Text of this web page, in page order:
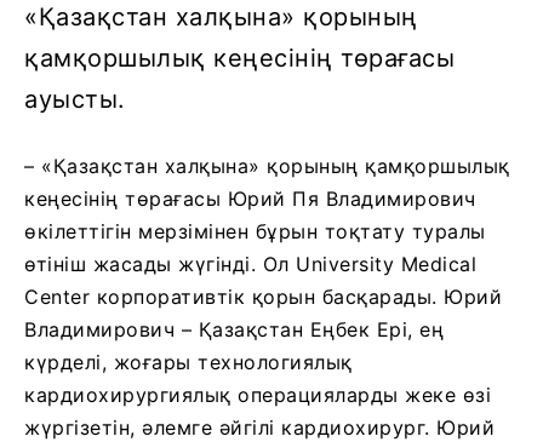
«Қазақстан халқына» қорының
қамқоршылық кеңесінің төрағасы
ауысты.
– «Қазақстан халқына» қорының қамқоршылық
кеңесінің төрағасы Юрий Пя Владимирович
өкілеттігін мерзімінен бұрын тоқтату туралы
өтініш жасады жүгінді. Ол University Medical
Center корпоративтік қорын басқарады. Юрий
Владимирович – Қазақстан Еңбек Ері, ең
күрделі, жоғары технологиялық
кардиохирургиялық операцияларды жеке өзі
жүргізетін, әлемге әйгілі кардиохирург. Юрий